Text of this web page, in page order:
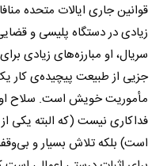
قوانین جاری ایالات متحده
زیادی در دستگاه پلیسی و
سریال، او مبارزه‌های زیادی
جزیی از طبیعت پیچیده‌ی کار
مأموریت خویش است. سلاح او
فداکاری نیست (که البته یکی
است) بلکه تلاش بسیار و